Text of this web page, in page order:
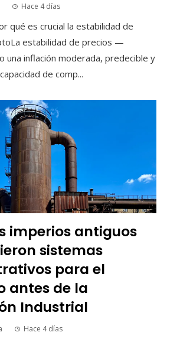
Hace 4 días
qué es crucial la estabilidad de
estabilidad de precios —
una inflación moderada, predecible y
de comp...
imperios antiguos
sistemas
para el
antes de la
Industrial
Hace 4 días